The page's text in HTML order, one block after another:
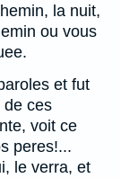
la nuit,
ou vous
et fut
de ces
voit ce
peres!...
le verra, et